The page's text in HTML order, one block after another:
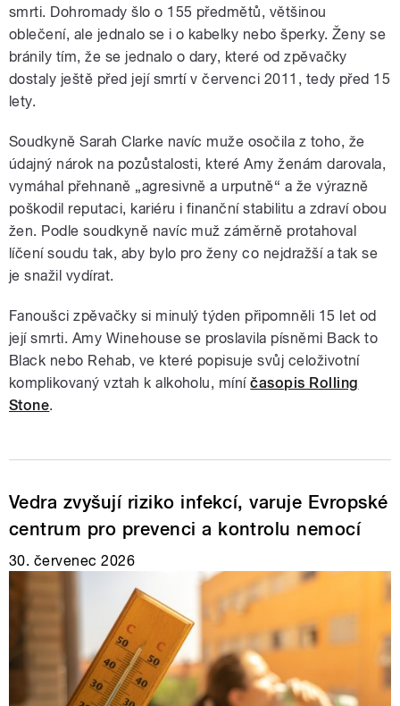
smrti. Dohromady šlo o 155 předmětů, většinou
oblečení, ale jednalo se i o kabelky nebo šperky. Ženy se
bránily tím, že se jednalo o dary, které od zpěvačky
dostaly ještě před její smrtí v červenci 2011, tedy před 15
lety.
Soudkyně Sarah Clarke navíc muže osočila z toho, že
údajný nárok na pozůstalosti, které Amy ženám darovala,
vymáhal přehnaně „agresivně a urputně“ a že výrazně
poškodil reputaci, kariéru i finanční stabilitu a zdraví obou
žen. Podle soudkyně navíc muž záměrně protahoval
líčení soudu tak, aby bylo pro ženy co nejdražší a tak se
je snažil vydírat.
Fanoušci zpěvačky si minulý týden připomněli 15 let od
její smrti. Amy Winehouse se proslavila písněmi Back to
Black nebo Rehab, ve které popisuje svůj celoživotní
komplikovaný vztah k alkoholu, míníčasopis Rolling
Stone.
Vedra zvyšují riziko infekcí, varuje Evropské
centrum pro prevenci a kontrolu nemocí
30. červenec 2026